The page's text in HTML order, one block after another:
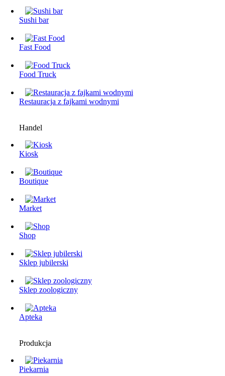
Sushi bar
Fast Food
Food Truck
Restauracjа z fajkami wodnymi
Handel
Kiosk
Boutique
Market
Shop
Sklep jubilerski
Sklep zoologiczny
Apteka
Produkcja
Piekarnia